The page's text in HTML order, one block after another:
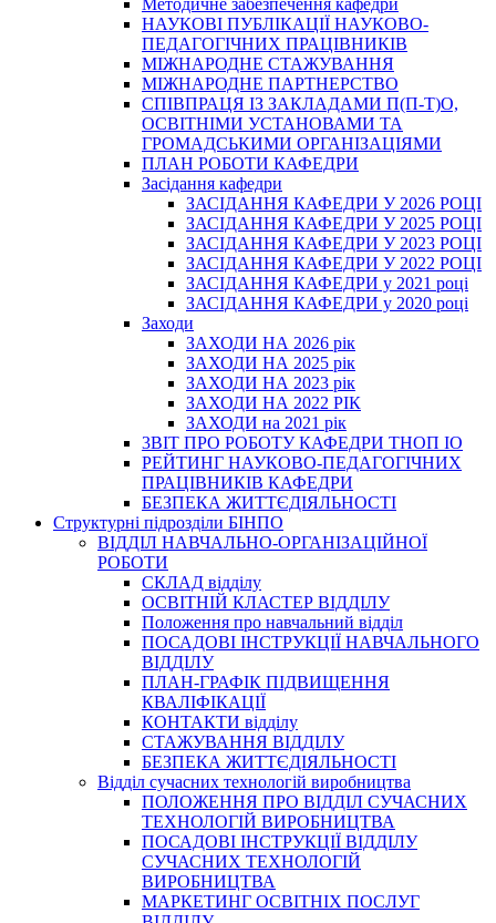
Методичне забезпечення кафедри
НАУКОВІ ПУБЛІКАЦІЇ НАУКОВО-
ПЕДАГОГІЧНИХ ПРАЦІВНИКІВ
МІЖНАРОДНЕ СТАЖУВАННЯ
МІЖНАРОДНЕ ПАРТНЕРСТВО
СПІВПРАЦЯ ІЗ ЗАКЛАДАМИ П(П-Т)О,
ОСВІТНІМИ УСТАНОВАМИ ТА
ГРОМАДСЬКИМИ ОРГАНІЗАЦІЯМИ
ПЛАН РОБОТИ КАФЕДРИ
Засідання кафедри
ЗАСІДАННЯ КАФЕДРИ У 2026 РОЦІ
ЗАСІДАННЯ КАФЕДРИ У 2025 РОЦІ
ЗАСІДАННЯ КАФЕДРИ У 2023 РОЦІ
ЗАСІДАННЯ КАФЕДРИ У 2022 РОЦІ
ЗАСІДАННЯ КАФЕДРИ у 2021 році
ЗАСІДАННЯ КАФЕДРИ у 2020 році
Заходи
ЗАХОДИ НА 2026 рік
ЗАХОДИ НА 2025 рік
ЗАХОДИ НА 2023 рік
ЗАХОДИ НА 2022 РІК
ЗАХОДИ на 2021 рік
3BIT ПРО РОБОТУ КАФЕДРИ ТНОП ІО
РЕЙТИНГ НАУКОВО-ПЕДАГОГІЧНИХ
ПРАЦІВНИКІВ КАФЕДРИ
БЕЗПЕКА ЖИТТЄДІЯЛЬНОСТІ
Структурні підрозділи БІНПО
ВІДДІЛ НАВЧАЛЬНО-ОРГАНІЗАЦІЙНОЇ
РОБОТИ
СКЛАД відділу
ОСВІТНІЙ КЛАСТЕР ВІДДІЛУ
Положення про навчальний вiддiл
ПОСАДОВІ ІНСТРУКЦІЇ НАВЧАЛЬНОГО
ВІДДІЛУ
ПЛАН-ГРАФІК ПІДВИЩЕННЯ
КВАЛІФІКАЦІЇ
КОНТАКТИ відділу
СТАЖУВАННЯ ВІДДІЛУ
БЕЗПЕКА ЖИТТЄДІЯЛЬНОСТІ
Відділ сучасних технологій виробництва
ПОЛОЖЕННЯ ПРО ВІДДІЛ СУЧАСНИХ
ТЕХНОЛОГІЙ ВИРОБНИЦТВА
ПОСАДОВІ ІНСТРУКЦІЇ ВІДДІЛУ
СУЧАСНИХ ТЕХНОЛОГІЙ
ВИРОБНИЦТВА
МАРКЕТИНГ ОСВІТНІХ ПОСЛУГ